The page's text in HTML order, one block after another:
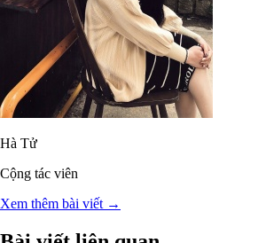
Hà Tử
Cộng tác viên
Xem thêm bài viết →